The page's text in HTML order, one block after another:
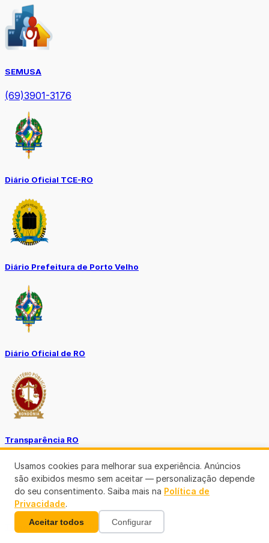
SEMUSA
(69)3901-3176
Diário Oficial TCE-RO
Diário Prefeitura de Porto Velho
Diário Oficial de RO
Transparência RO
Tô no Controle TCE-RO
Usamos cookies para melhorar sua experiência. Anúncios
são exibidos mesmo sem aceitar — personalização depende
do seu consentimento. Saiba mais na Política de
Privacidade.
Aceitar todos Configurar